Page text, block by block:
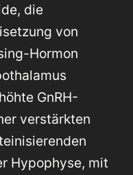
die
von
Hormon
GnRH-
verstärkten
Hypophyse, mit